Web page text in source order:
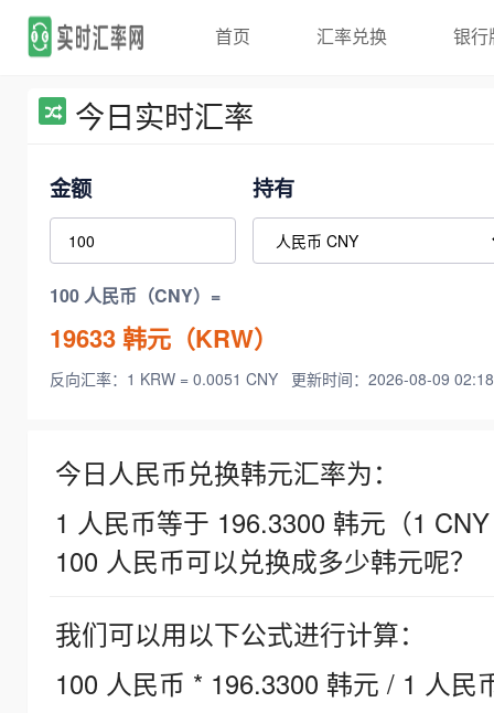
首页 汇率兑换 银行
今日实时汇率
金额 持有
100 人民币（CNY）=
19633韩元（KRW）
反向汇率：1 KRW = 0.0051 CNY 更新时间：2026-08-09
今日人民币兑换韩元汇率为：
1 人民币等于 196.3300 韩元（1
100 人民币可以兑换成多少韩元呢？
我们可以用以下公式进行计算：
100 人民币 * 196.3300 韩元 / 1 人民